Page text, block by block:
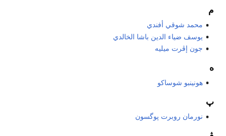
م
محمد شوقي أفندي
يوسف ضياء الدين باشا الخالدي
جون إڤرت ميليه
ه
هونينبو شوساكو
پ
نورمان روبرت پوگسون